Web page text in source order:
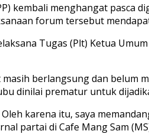
kembali menghangat pasca
forum tersebut
Tugas (Plt) Ketua
berlangsung dan
dinilai prematur untuk
karena itu, saya
partai di Cafe Mang Sam